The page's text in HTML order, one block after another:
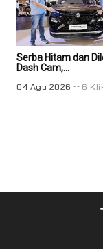
Serba Hitam dan
Dash Cam,...
04 Agu 2026 6